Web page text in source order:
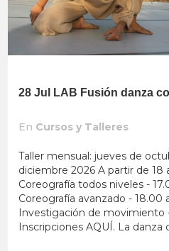
28 Jul LAB Fusión danza
En Cursos y Talleres
Taller mensual: jueves de
diciembre 2026 A partir de 18
Coreografía todos niveles -
Coreografía avanzado - 18.00
Investigación de movimiento
Inscripciones AQUÍ. La danza